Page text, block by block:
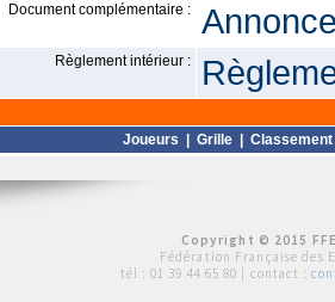
Document complémentaire :
Règlement intérieur :
Joueurs Grille Classement
Copyright © 2015
Fédération Française des
tél : 01 39 44 65 80 | contact :